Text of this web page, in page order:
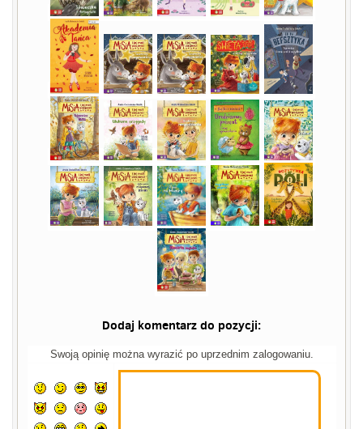
Dodaj komentarz do pozycji:
Swoją opinię można wyrazić po uprzednim zalogowaniu.